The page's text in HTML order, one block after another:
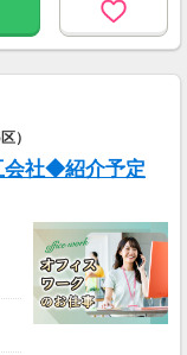
）
会社◆紹介予定